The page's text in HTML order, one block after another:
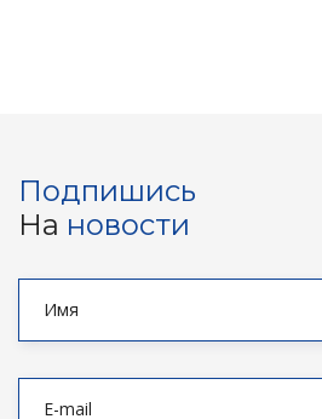
Подпишись
На новости